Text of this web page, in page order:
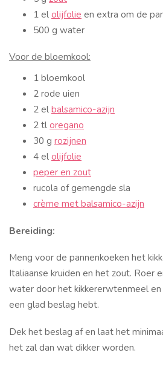
1 elolijfolie en extra om de
500 g water
Voor de bloemkool:
1 bloemkool
2 rode uien
2 elbalsamico-azijn
2 tloregano
30 g rozijnen
4 elolijfolie
peper en zout
rucola of gemengde sla
crème met balsamico-azijn
Bereiding:
Meng voor de pannenkoeken het
Italiaanse kruiden en het zout. Roer
water door het kikkererwtenmeel
een glad beslag hebt.
Dek het beslag af en laat het
het zal dan wat dikker worden.